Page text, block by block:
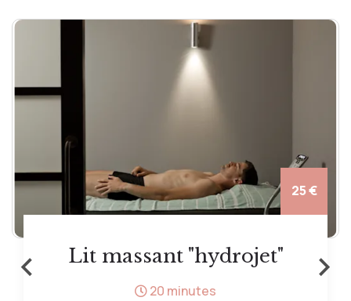
25 €
Lit massant "hydrojet"
20 minutes
‹ ›